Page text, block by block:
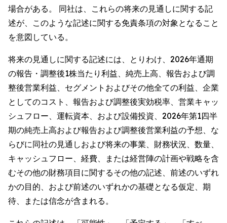
場合がある。 同社は、これらの将来の見通しに関する記
述が、このような記述に関する免責条項の対象となること
を意図している。
将来の見通しに関する記述には、とりわけ、2026年通期
の報告・調整後1株当たり利益、純売上高、報告および調
整後営業利益、セグメントおよびその他全ての利益、企業
としてのコスト、報告および調整後実効税率、営業キャッ
シュフロー、運転資本、および設備投資、2026年第1四半
期の純売上高および報告および調整後営業利益の予想、な
らびに同社の見通しおよび将来の事業、財務状況、数量、
キャッシュフロー、経費、または経営陣の計画や戦略を含
むその他の財務項目に関するその他の記述、前述のいずれ
かの目的、および前述のいずれかの基礎となる仮定、期
待、または信念が含まれる。